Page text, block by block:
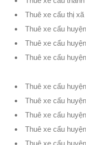
Thuê xe cẩu thị
Thuê xe cẩu
Thuê xe cẩu
Thuê xe cẩu
Thuê xe cẩu
Thuê xe cẩu
Thuê xe cẩu
Thuê xe cẩu
Thuê xe cẩu